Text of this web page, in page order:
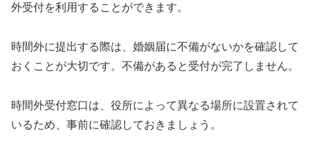
外受付を利用することができます。
時間外に提出する際は、婚姻届に不備がないかを確認して
おくことが大切です。不備があると受付が完了しません。
時間外受付窓口は、役所によって異なる場所に設置されて
いるため、事前に確認しておきましょう。